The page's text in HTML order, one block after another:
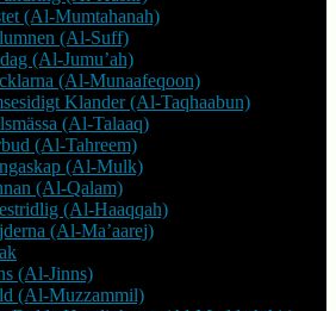
(Al-Mumtahanah)
(Al-Suff)
(Al-Jumu’ah)
(Al-Munaafeqoon)
Klander (Al-Taqhaabun)
(Al-Talaaq)
(Al-Tahreem)
(Al-Mulk)
(Al-Qalam)
(Al-Haaqqah)
(Al-Ma’aarej)
(Al-Jinns)
(Al-Muzzammil)